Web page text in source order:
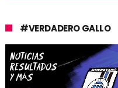
#VERDADERO GALLO